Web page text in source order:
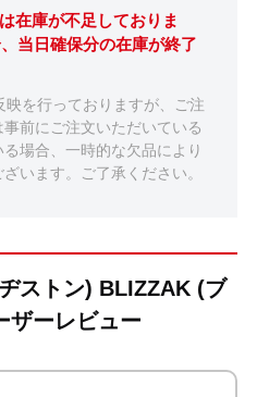
在庫が不足しておりま
当日確保分の在庫が終了
を行っておりますが、ご注
前にご注文いただいている
場合、一時的な欠品により
います。ご了承ください。
ストン) BLIZZAK (ブ
ザーレビュー